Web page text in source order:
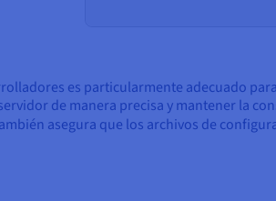
es particularmente adecuado
de manera precisa y mantener la
asegura que los archivos de